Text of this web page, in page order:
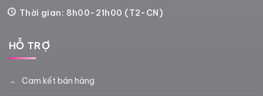
Thời gian: 8h00-21h00 (T2-CN)
HỖ TRỢ
Cam kết bán hàng